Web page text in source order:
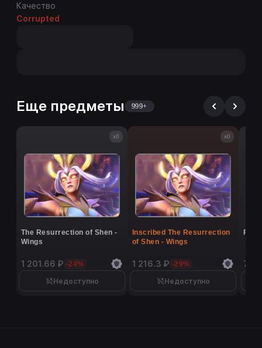
Качество
Corrupted
Еще предметы 999+
x0
The Resurrection of Shen -
Wings
1 201.66 ₽ -24%
Недоступно
x0
Inscribed The Resurrection
of Shen - Wings
1 216.3 ₽ -29%
Недоступно
7